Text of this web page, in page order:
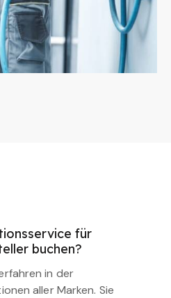
für
buchen?
in der
aller Marken. Sie